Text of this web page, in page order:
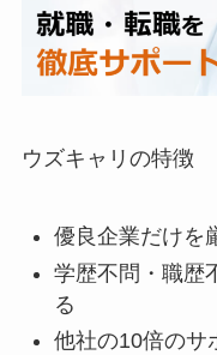
ウズキャリの特徴
優良企業だけを
学歴不問・職歴
る
他社の10倍のサ